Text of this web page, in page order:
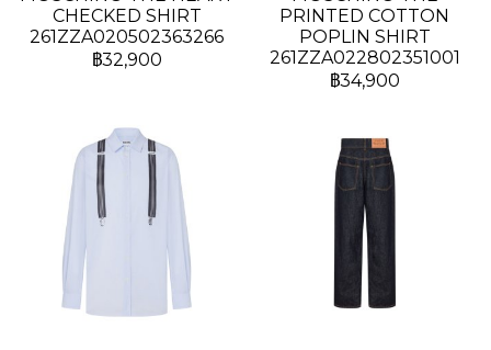
CHECKED SHIRT
261ZZA020502363266
฿32,900
PRINTED COTTON
POPLIN SHIRT
261ZZA022802351001
฿34,900